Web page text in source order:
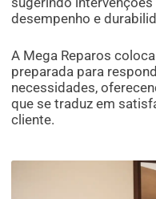
desempenho e
A Mega Reparos
preparada para
necessidades,
que se traduz em
cliente.